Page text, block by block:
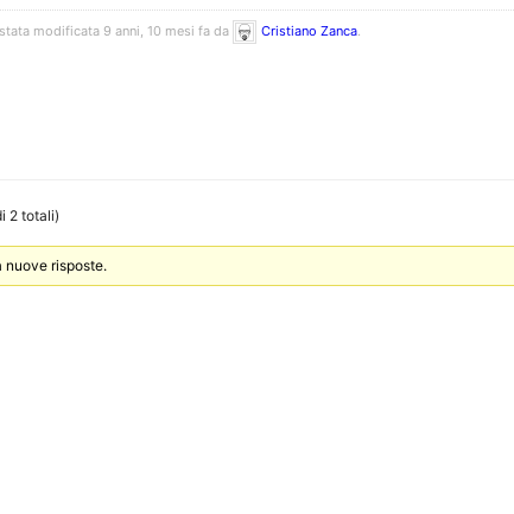
modificata 9 anni, 10 mesi fa da Cristiano Zanca.
2 totali)
nuove risposte.